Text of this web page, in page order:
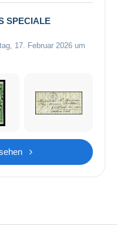
SPECIALE
17. Februar 2026 um